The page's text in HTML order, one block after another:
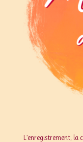
L’enregistrement, la